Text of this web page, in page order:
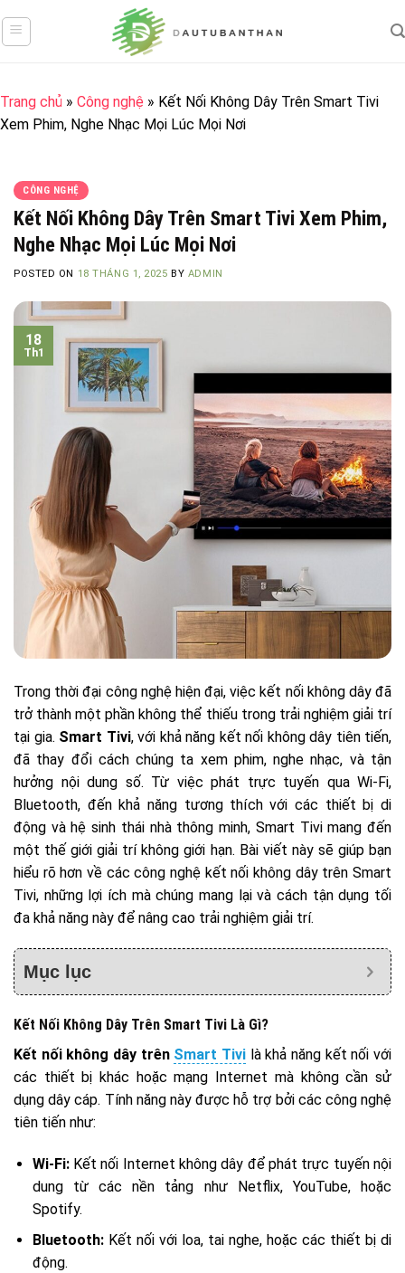
to
Trang chủ » Công nghệ » Kết Nối Không Dây Trên Smart Tivi
Xem Phim, Nghe Nhạc Mọi Lúc Mọi Nơi
CÔNG NGHỆ
Kết Nối Không Dây Trên Smart Tivi Xem Phim,
Nghe Nhạc Mọi Lúc Mọi Nơi
POSTED ON 18 THÁNG 1, 2025 BY ADMIN
18
Th1
Trong thời đại công nghệ hiện đại, việc kết nối không dây đã
trở thành một phần không thể thiếu trong trải nghiệm giải trí
tại gia. Smart Tivi, với khả năng kết nối không dây tiên tiến,
đã thay đổi cách chúng ta xem phim, nghe nhạc, và tận
hưởng nội dung số. Từ việc phát trực tuyến qua Wi-Fi,
Bluetooth, đến khả năng tương thích với các thiết bị di
động và hệ sinh thái nhà thông minh, Smart Tivi mang đến
một thế giới giải trí không giới hạn. Bài viết này sẽ giúp bạn
hiểu rõ hơn về các công nghệ kết nối không dây trên Smart
Tivi, những lợi ích mà chúng mang lại và cách tận dụng tối
đa khả năng này để nâng cao trải nghiệm giải trí.
Mục lục
Kết Nối Không Dây Trên Smart Tivi Là Gì?
Kết nối không dây trên Smart Tivi là khả năng kết nối với
các thiết bị khác hoặc mạng Internet mà không cần sử
dụng dây cáp. Tính năng này được hỗ trợ bởi các công nghệ
tiên tiến như:
Wi-Fi:Kết nối Internet không dây để phát trực tuyến nội
dung từ các nền tảng như Netflix, YouTube, hoặc
Spotify.
Bluetooth:Kết nối với loa, tai nghe, hoặc các thiết bị di
động.